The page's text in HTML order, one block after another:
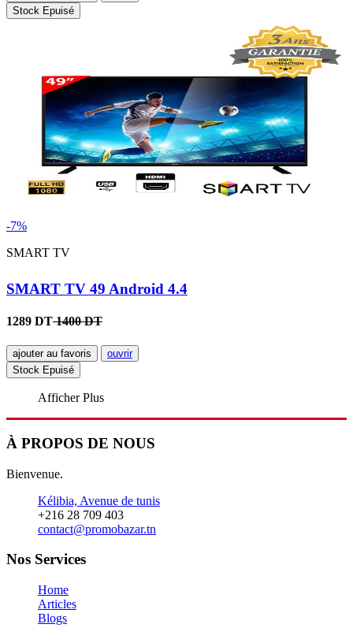
Stock Epuisé
-7%
SMART TV
SMART TV 49 Android 4.4
1289 DT1400 DT
ajouter au favoris
ouvrir
Stock Epuisé
Afficher Plus
À PROPOS DE NOUS
Bienvenue.
Kélibia, Avenue de tunis
+216 28 709 403
contact@promobazar.tn
Nos Services
Home
Articles
Blogs